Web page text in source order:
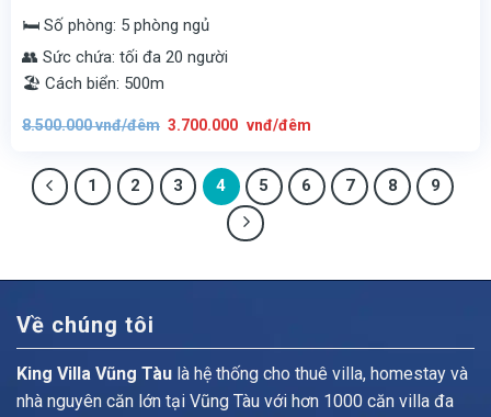
🛏️ Số phòng: 5 phòng ngủ
👥 Sức chứa: tối đa 20 người
🏖️ Cách biển: 500m
8.500.000vnđ/đêm gốc
vnđ/
đêm.
3.700.000 vnđ/đêm
3.700.000
vnđ/
đêm.
1 2 3 4 5 6 7 8 9
Về chúng tôi
King Villa Vũng Tàu là hệ thống cho thuê villa, homestay và
nhà nguyên căn lớn tại Vũng Tàu với hơn 1000 căn villa đa